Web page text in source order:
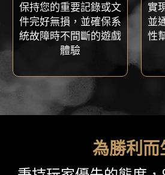
保持您的重要記錄或文
件完好無損，並確保系
統故障時不間斷的遊戲
體驗
實
並
性
為勝利而